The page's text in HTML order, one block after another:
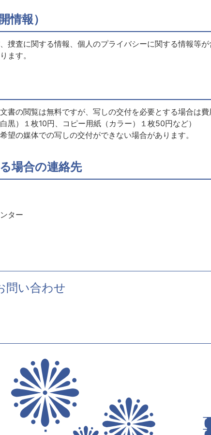
情報）
捜査に関する情報、個人のプライバシーに関する情報等が
ます。
書の閲覧は無料ですが、写しの交付を必要とする場合は費
黒）１枚10円、コピー用紙（カラー）１枚50円など）
望の媒体での写しの交付ができない場合があります。
場合の連絡先
ター
問い合わせ